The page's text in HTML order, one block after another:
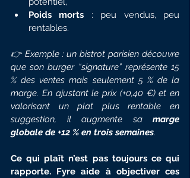
Poids morts : peu vendus, peu
rentables.
👉 Exemple : un bistrot parisien découvre
que son burger “signature” représente 15
% des ventes mais seulement 5 % de la
marge. En ajustant le prix (+0,40 €) et en
valorisant un plat plus rentable en
suggestion, il augmente sa marge
globale de +12 % en trois semaines.
Ce qui plaît n’est pas toujours ce qui
rapporte. Fyre aide à objectiver ces